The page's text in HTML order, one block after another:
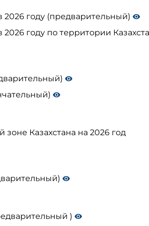
2026 году (предварительный)
году по территории
Казахстана на 2026 год
)